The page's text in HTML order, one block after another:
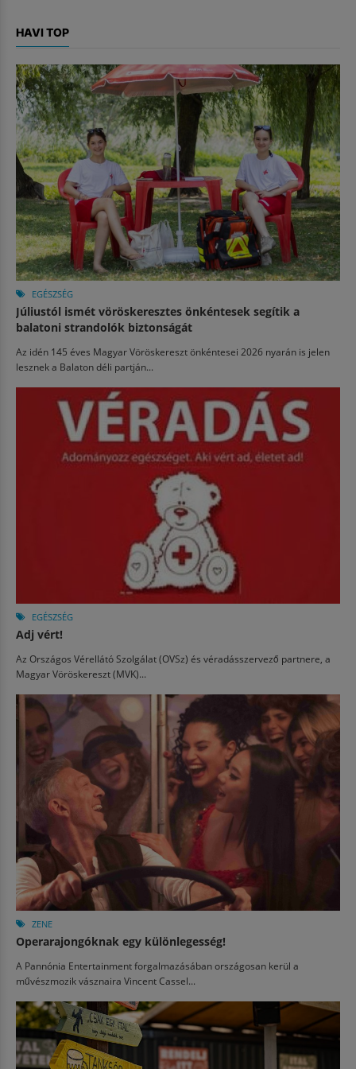
HAVI TOP
EGÉSZSÉG
Júliustól ismét vöröskeresztes önkéntesek segítik a
balatoni strandolók biztonságát
Az idén 145 éves Magyar Vöröskereszt önkéntesei 2026 nyarán is jelen
lesznek a Balaton déli partján...
EGÉSZSÉG
Adj vért!
Az Országos Vérellátó Szolgálat (OVSz) és véradásszervező partnere, a
Magyar Vöröskereszt (MVK)...
ZENE
Operarajongóknak egy különlegesség!
A Pannónia Entertainment forgalmazásában országosan kerül a
művészmozik vásznaira Vincent Cassel...